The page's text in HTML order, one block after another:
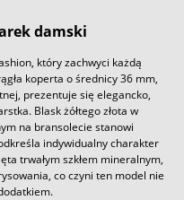
damski
który zachwyci każdą
koperta o średnicy 36 mm,
prezentuje się elegancko,
Blask żółtego złota w
na bransolecie stanowi
indywidualny charakter
trwałym szkłem mineralnym,
co czyni ten model nie